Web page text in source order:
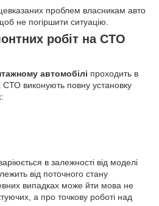
проблем власникам авто
не погіршити ситуацію.
робіт на СТО
автомобілі проходить в
СТО виконують повну установку
в залежності від моделі
від поточного стану
випадках може йти мова не
а про точкову роботі над